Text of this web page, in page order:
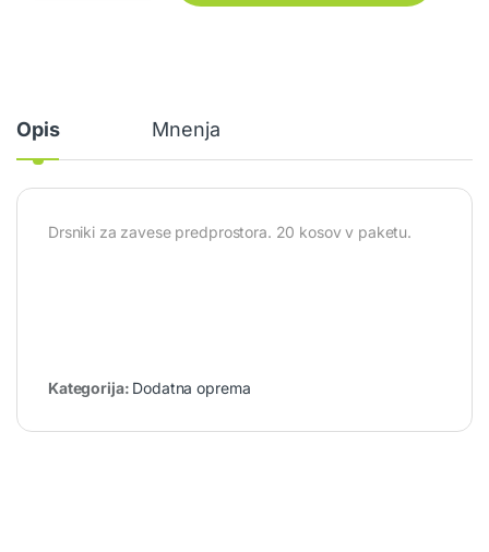
Opis Mnenja
Drsniki za zavese predprostora. 20 kosov v paketu.
Kategorija: Dodatna oprema